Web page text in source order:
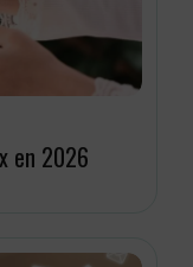
en 2026